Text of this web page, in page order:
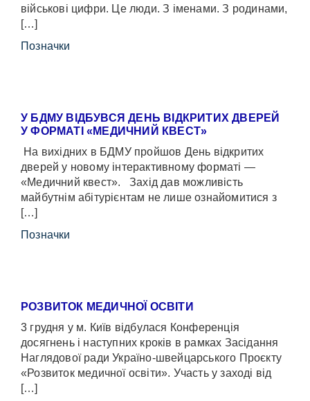
військові цифри. Це люди. З іменами. З родинами,
[…]
Позначки
У БДМУ ВІДБУВСЯ ДЕНЬ ВІДКРИТИХ ДВЕРЕЙ
У ФОРМАТІ «МЕДИЧНИЙ КВЕСТ»
На вихідних в БДМУ пройшов День відкритих
дверей у новому інтерактивному форматі —
«Медичний квест». Захід дав можливість
майбутнім абітурієнтам не лише ознайомитися з
[…]
Позначки
РОЗВИТОК МЕДИЧНОЇ ОСВІТИ
3 грудня у м. Київ відбулася Конференція
досягнень і наступних кроків в рамках Засідання
Наглядової ради Україно-швейцарського Проєкту
«Розвиток медичної освіти». Участь у заході від
[…]